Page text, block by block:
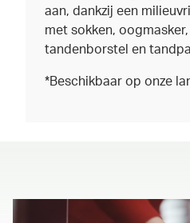
aan, dankzij een
met sokken,
tandenborstel en
*Beschikbaar op onze